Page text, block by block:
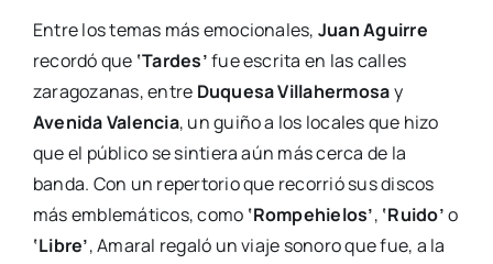
Entre los temas más emocionales, Juan Aguirre
recordó que ‘Tardes’fue escrita en las calles
zaragozanas, entre Duquesa Villahermosay
Avenida Valencia, un guiño a los locales que hizo
que el público se sintiera aún más cerca de la
banda. Con un repertorio que recorrió sus discos
más emblemáticos, como ‘Rompehielos’, ‘Ruido’o
‘Libre’, Amaral regaló un viaje sonoro que fue, a la